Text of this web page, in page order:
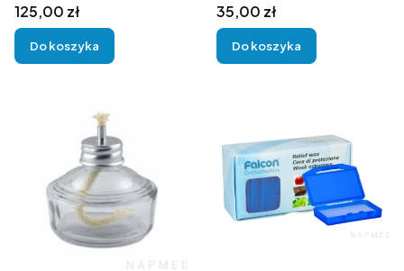
Cena
125,00 zł
Do koszyka
Cena
35,00 zł
Do koszyka